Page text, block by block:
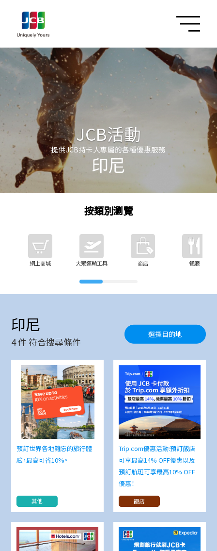
JCB活動
提供JCB持卡人專屬的各種優惠服務
印尼
按類別瀏覽
網上商城 大眾運輸工具 商店 餐廳
印尼
4件 符合搜尋條件
選擇目的地
預訂世界各地難忘的旅行體
驗，最高可省10%。
其他
Trip.com優惠活動:預訂飯店
可享最高14% OFF優惠以及
預訂航班可享最高10% OFF
優惠！
飯店